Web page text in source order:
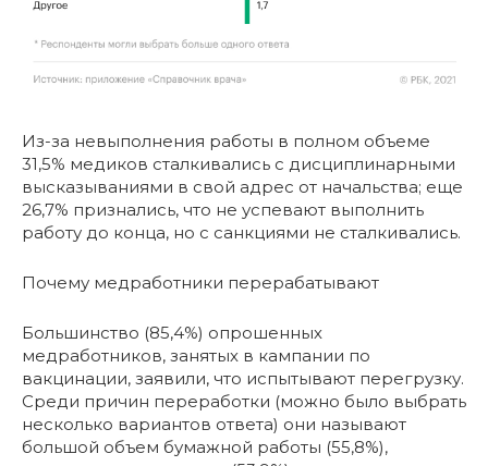
Из-за невыполнения работы в полном объеме
31,5% медиков сталкивались с дисциплинарными
высказываниями в свой адрес от начальства; еще
26,7% признались, что не успевают выполнить
работу до конца, но с санкциями не сталкивались.
Почему медработники перерабатывают
Большинство (85,4%) опрошенных
медработников, занятых в кампании по
вакцинации, заявили, что испытывают перегрузку.
Среди причин переработки (можно было выбрать
несколько вариантов ответа) они называют
большой объем бумажной работы (55,8%),